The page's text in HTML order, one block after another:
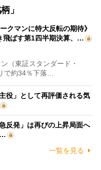
」
クマンに特大反転の期待》
飛ばす第1四半期決算、…
（東証スタンダード・
で約34％下落…
役」として再評価される気
反発」は再びの上昇局面へ
…
一覧を見る